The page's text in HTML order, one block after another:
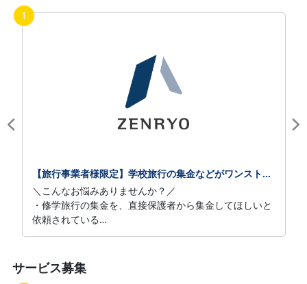
1
【旅行事業者様限定】学校旅行の集金などがワンストップにできる！全旅マルっとペイのご案内
＼こんなお悩みありませんか？／
・修学旅行の集金を、直接保護者から集金してほしいと
依頼されている
・大人数の申込受付、集金に時間と手間がかかり大変
・名簿の作成が大変
・紙媒体の申込受付でコストがかかっている
サービス募集